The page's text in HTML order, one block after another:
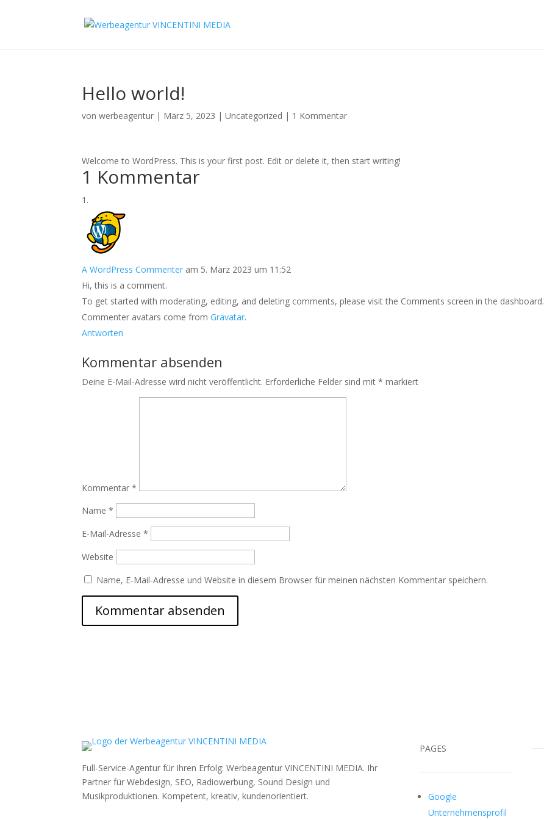
Hello world!
vonwerbeagentur | März 5, 2023 |Uncategorized | 1 Kommentar
Welcome to WordPress. This is your first post. Edit or delete it, then start writing!
1 Kommentar
A WordPress Commenter am 5. März 2023 um 11:52
Hi, this is a comment.
To get started with moderating, editing, and deleting comments, please visit the Comments screen in the dashboard.
Commenter avatars come fromGravatar.
Antworten
Kommentar absenden
Deine E-Mail-Adresse wird nicht veröffentlicht. Erforderliche Felder sind mit* markiert
Kommentar*
Name*
E-Mail-Adresse*
Website
Name, E-Mail-Adresse und Website in diesem Browser für meinen nächsten Kommentar speichern.
Full-Service-Agentur für Ihren Erfolg: Werbeagentur VINCENTINI MEDIA. Ihr
Partner für Webdesign, SEO, Radiowerbung, Sound Design und
Musikproduktionen. Kompetent, kreativ, kundenorientiert.
PAGES
Google
Unternehmensprofil